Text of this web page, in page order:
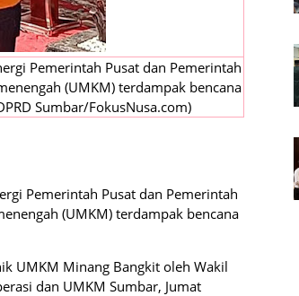
Pemerintah Pusat dan Pemerintah
(UMKM) terdampak bencana
Sumbar/FokusNusa.com)
Pemerintah Pusat dan Pemerintah
(UMKM) terdampak bencana
UMKM Minang Bangkit oleh Wakil
dan UMKM Sumbar, Jumat